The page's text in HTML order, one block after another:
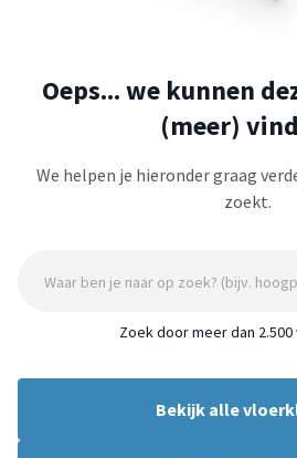
Oeps... we kunnen
(meer)
We helpen je hieronder graag
zoekt.
Zoek door meer dan
Bekijk alle